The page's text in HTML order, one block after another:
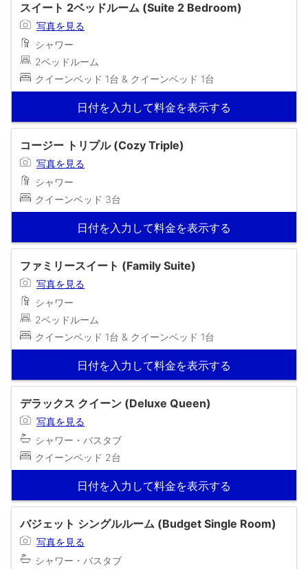
スイート 2ベッドルーム (Suite 2 Bedroom)
写真を見る
シャワー
2ベッドルーム
クイーンベッド 1台 & クイーンベッド 1台
日付を入力して料金を表示する
コージー トリプル (Cozy Triple)
写真を見る
シャワー
クイーンベッド 3台
日付を入力して料金を表示する
ファミリースイート (Family Suite)
写真を見る
シャワー
2ベッドルーム
クイーンベッド 1台 & クイーンベッド 1台
日付を入力して料金を表示する
デラックス クイーン (Deluxe Queen)
写真を見る
シャワー・バスタブ
クイーンベッド 2台
日付を入力して料金を表示する
バジェット シングルルーム (Budget Single Room)
写真を見る
シャワー・バスタブ